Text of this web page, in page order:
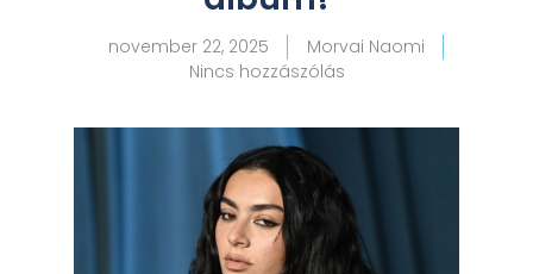
november 22, 2025
Morvai Naomi
Nincs hozzászólás